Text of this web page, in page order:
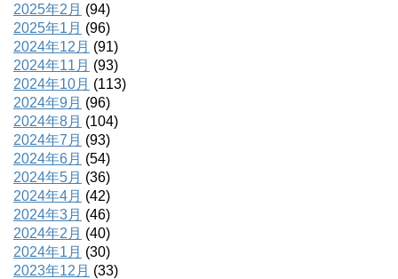
2025年2月 (94)
2025年1月 (96)
2024年12月 (91)
2024年11月 (93)
2024年10月 (113)
2024年9月 (96)
2024年8月 (104)
2024年7月 (93)
2024年6月 (54)
2024年5月 (36)
2024年4月 (42)
2024年3月 (46)
2024年2月 (40)
2024年1月 (30)
2023年12月 (33)